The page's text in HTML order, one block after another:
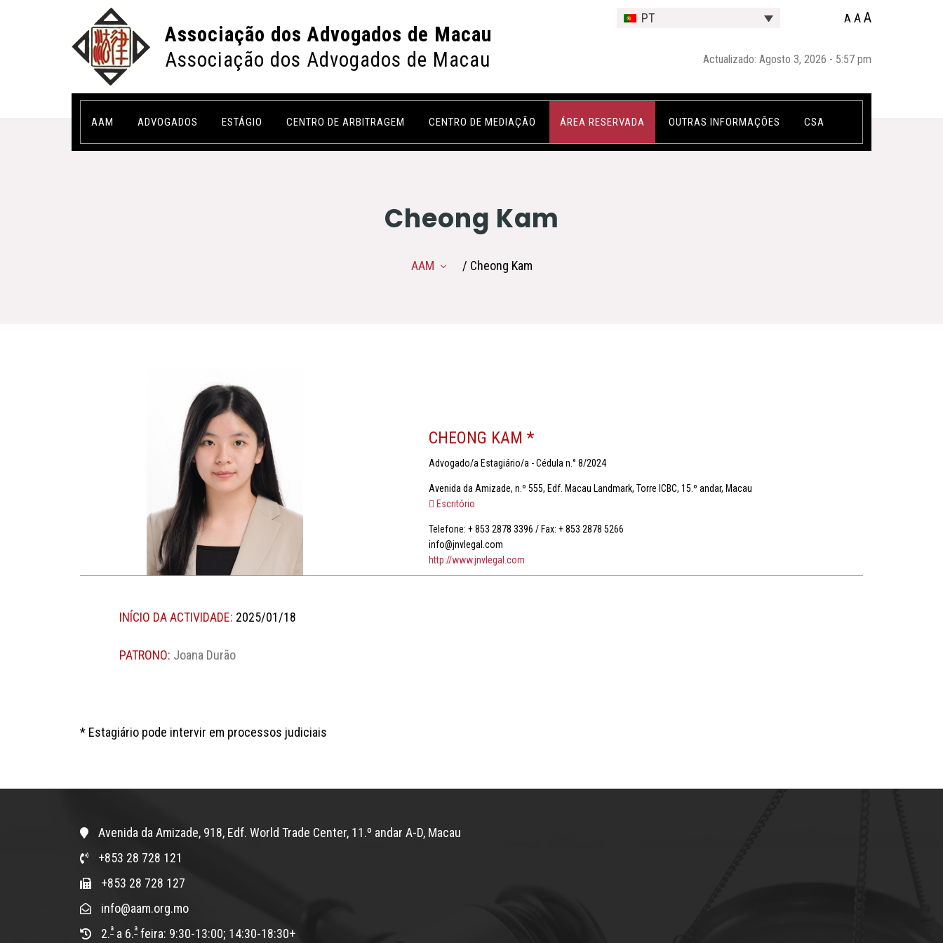
Associação dos Advogados de Macau
Associação dos Advogados de Macau
PT A AA
Actualizado: Agosto 3, 2026 - 5:57 pm
AAM ADVOGADOS ESTÁGIO CENTRO DE ARBITRAGEM CENTRO DE MEDIAÇÃO ÁREA RESERVADA OUTRAS INFORMAÇÕES CSA
Cheong Kam
AAM / Cheong Kam
CHEONG KAM *
Advogado/a Estagiário/a - Cédula n.° 8/2024
Avenida da Amizade, n.º 555, Edf. Macau Landmark, Torre ICBC, 15.º andar, Macau
Escritório
Telefone: + 853 2878 3396 / Fax: + 853 2878 5266
info@jnvlegal.com
http://www.jnvlegal.com
INÍCIO DA ACTIVIDADE: 2025/01/18
PATRONO: Joana Durão
* Estagiário pode intervir em processos judiciais
Avenida da Amizade, 918, Edf. World Trade Center, 11.º andar A-D, Macau
+853 28 728 121
+853 28 728 127
info@aam.org.mo
2.ª a 6.ª feira: 9:30-13:00; 14:30-18:30+